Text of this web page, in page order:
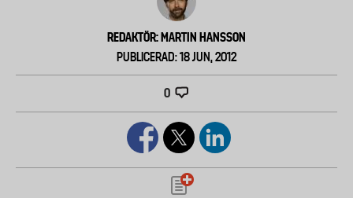
REDAKTÖR: MARTIN HANSSON
PUBLICERAD: 18 JUN, 2012
0